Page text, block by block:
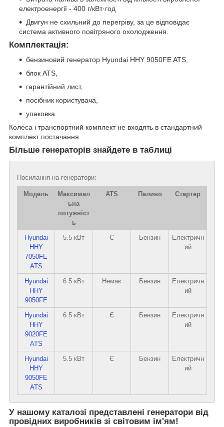
електроенергії - 400 г/кВт·год
Двигун не схильний до перегріву, за це відповідає
система активного повітряного охолодження.
Комплектація:
бензиновий генератор Hyundai HHY 9050FE ATS,
блок ATS,
гарантійний лист,
посібник користувача,
упаковка.
Колеса і транспортний комплект не входять в стандартний
комплект постачання.
Більше генераторів знайдете в таблиці
Посилання на генератори:
Модель
Максимал
ьна
потужніст
ь
ATS Паливо Стартер
Hyundai
HHY
7050FE
ATS
5.5 кВт Є Бензин
Електричн
ий
Hyundai
HHY
9050FE
6.5 кВт Немає Бензин
Електричн
ий
Hyundai
HHY
9020FE
ATS
6.5 кВт Є Бензин
Електричн
ий
Hyundai
HHY
9050FE
ATS
5.5 кВт Є Бензин
Електричн
ий
У нашому каталозі представлені генератори від
провідних виробників зі світовим ім'ям!